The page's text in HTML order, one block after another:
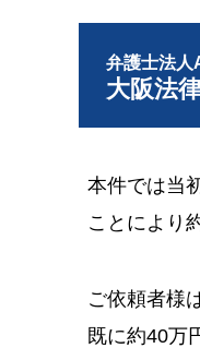
弁護士法
大阪法
本件では当
ことにより
ご依頼者様
既に約40万